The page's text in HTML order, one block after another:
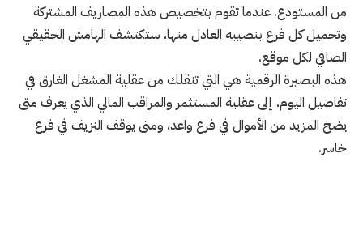
من المستودع. عندما تقوم بتخصيص هذه المصاريف المشتركة
وتحميل كل فرع بنصيبه العادل منها، ستكتشف الهامش الحقيقي
الصافي لكل موقع.
هذه البصيرة الرقمية هي التي تنقلك من عقلية المشغل الغارق في
تفاصيل اليوم، إلى عقلية المستثمر والمراقب المالي الذي يعرف متى
يضخ المزيد من الأموال في فرع واعد، ومتى يوقف النزيف في فرع
خاسر.